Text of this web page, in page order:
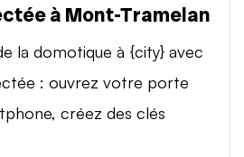
à Mont-Tramelan
la domotique à {city} avec
: ouvrez votre porte
créez des clés